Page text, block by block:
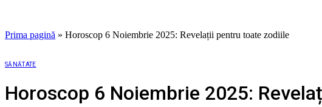
Prima pagină » Horoscop 6 Noiembrie 2025: Revelații pentru toate zodiile
SĂNĂTATE
Horoscop 6 Noiembrie 2025: